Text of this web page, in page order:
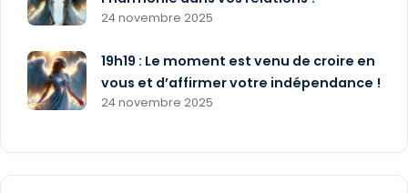
24 novembre 2025
19h19 : Le moment est venu de croire en
vous et d’affirmer votre indépendance !
24 novembre 2025